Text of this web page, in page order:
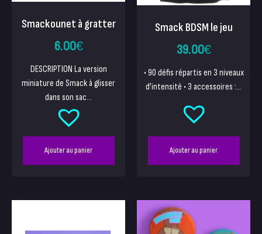
Smackounet à gratter
6.00€
DESCRIPTION La version
miniature de Smack à glisser
dans son sac...
Ajouter au panier
Smack BDSM le jeu
39.00€
• 90 défis répartis en 3 niveaux
d’intensité • 3 accessoires :...
Ajouter au panier